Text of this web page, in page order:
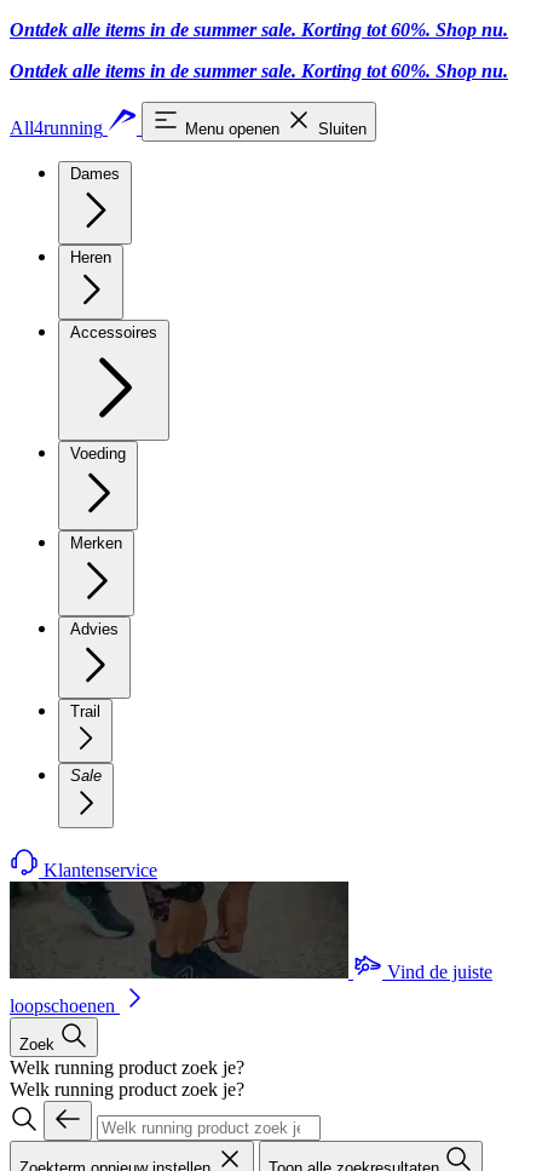
Ontdek alle items in de summer sale. Korting tot 60%. Shop nu.
Ontdek alle items in de summer sale. Korting tot 60%. Shop nu.
All4running Menu openen Sluiten
Dames
Heren
Accessoires
Voeding
Merken
Advies
Trail
Sale
Klantenservice
Vind de juiste
loopschoenen
Zoek
Welk running product zoek je?
Welk running product zoek je?